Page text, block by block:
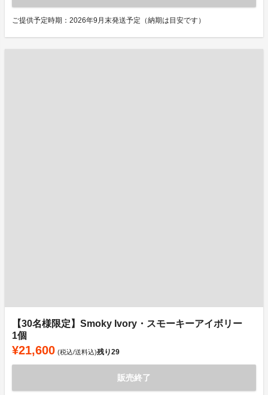
ご提供予定時期：2026年9月末発送予定（納期は目安です）
【30名様限定】Smoky Ivory・スモーキーアイボリー
1個
¥21,600 (税込/送料込)残り29
販売終了